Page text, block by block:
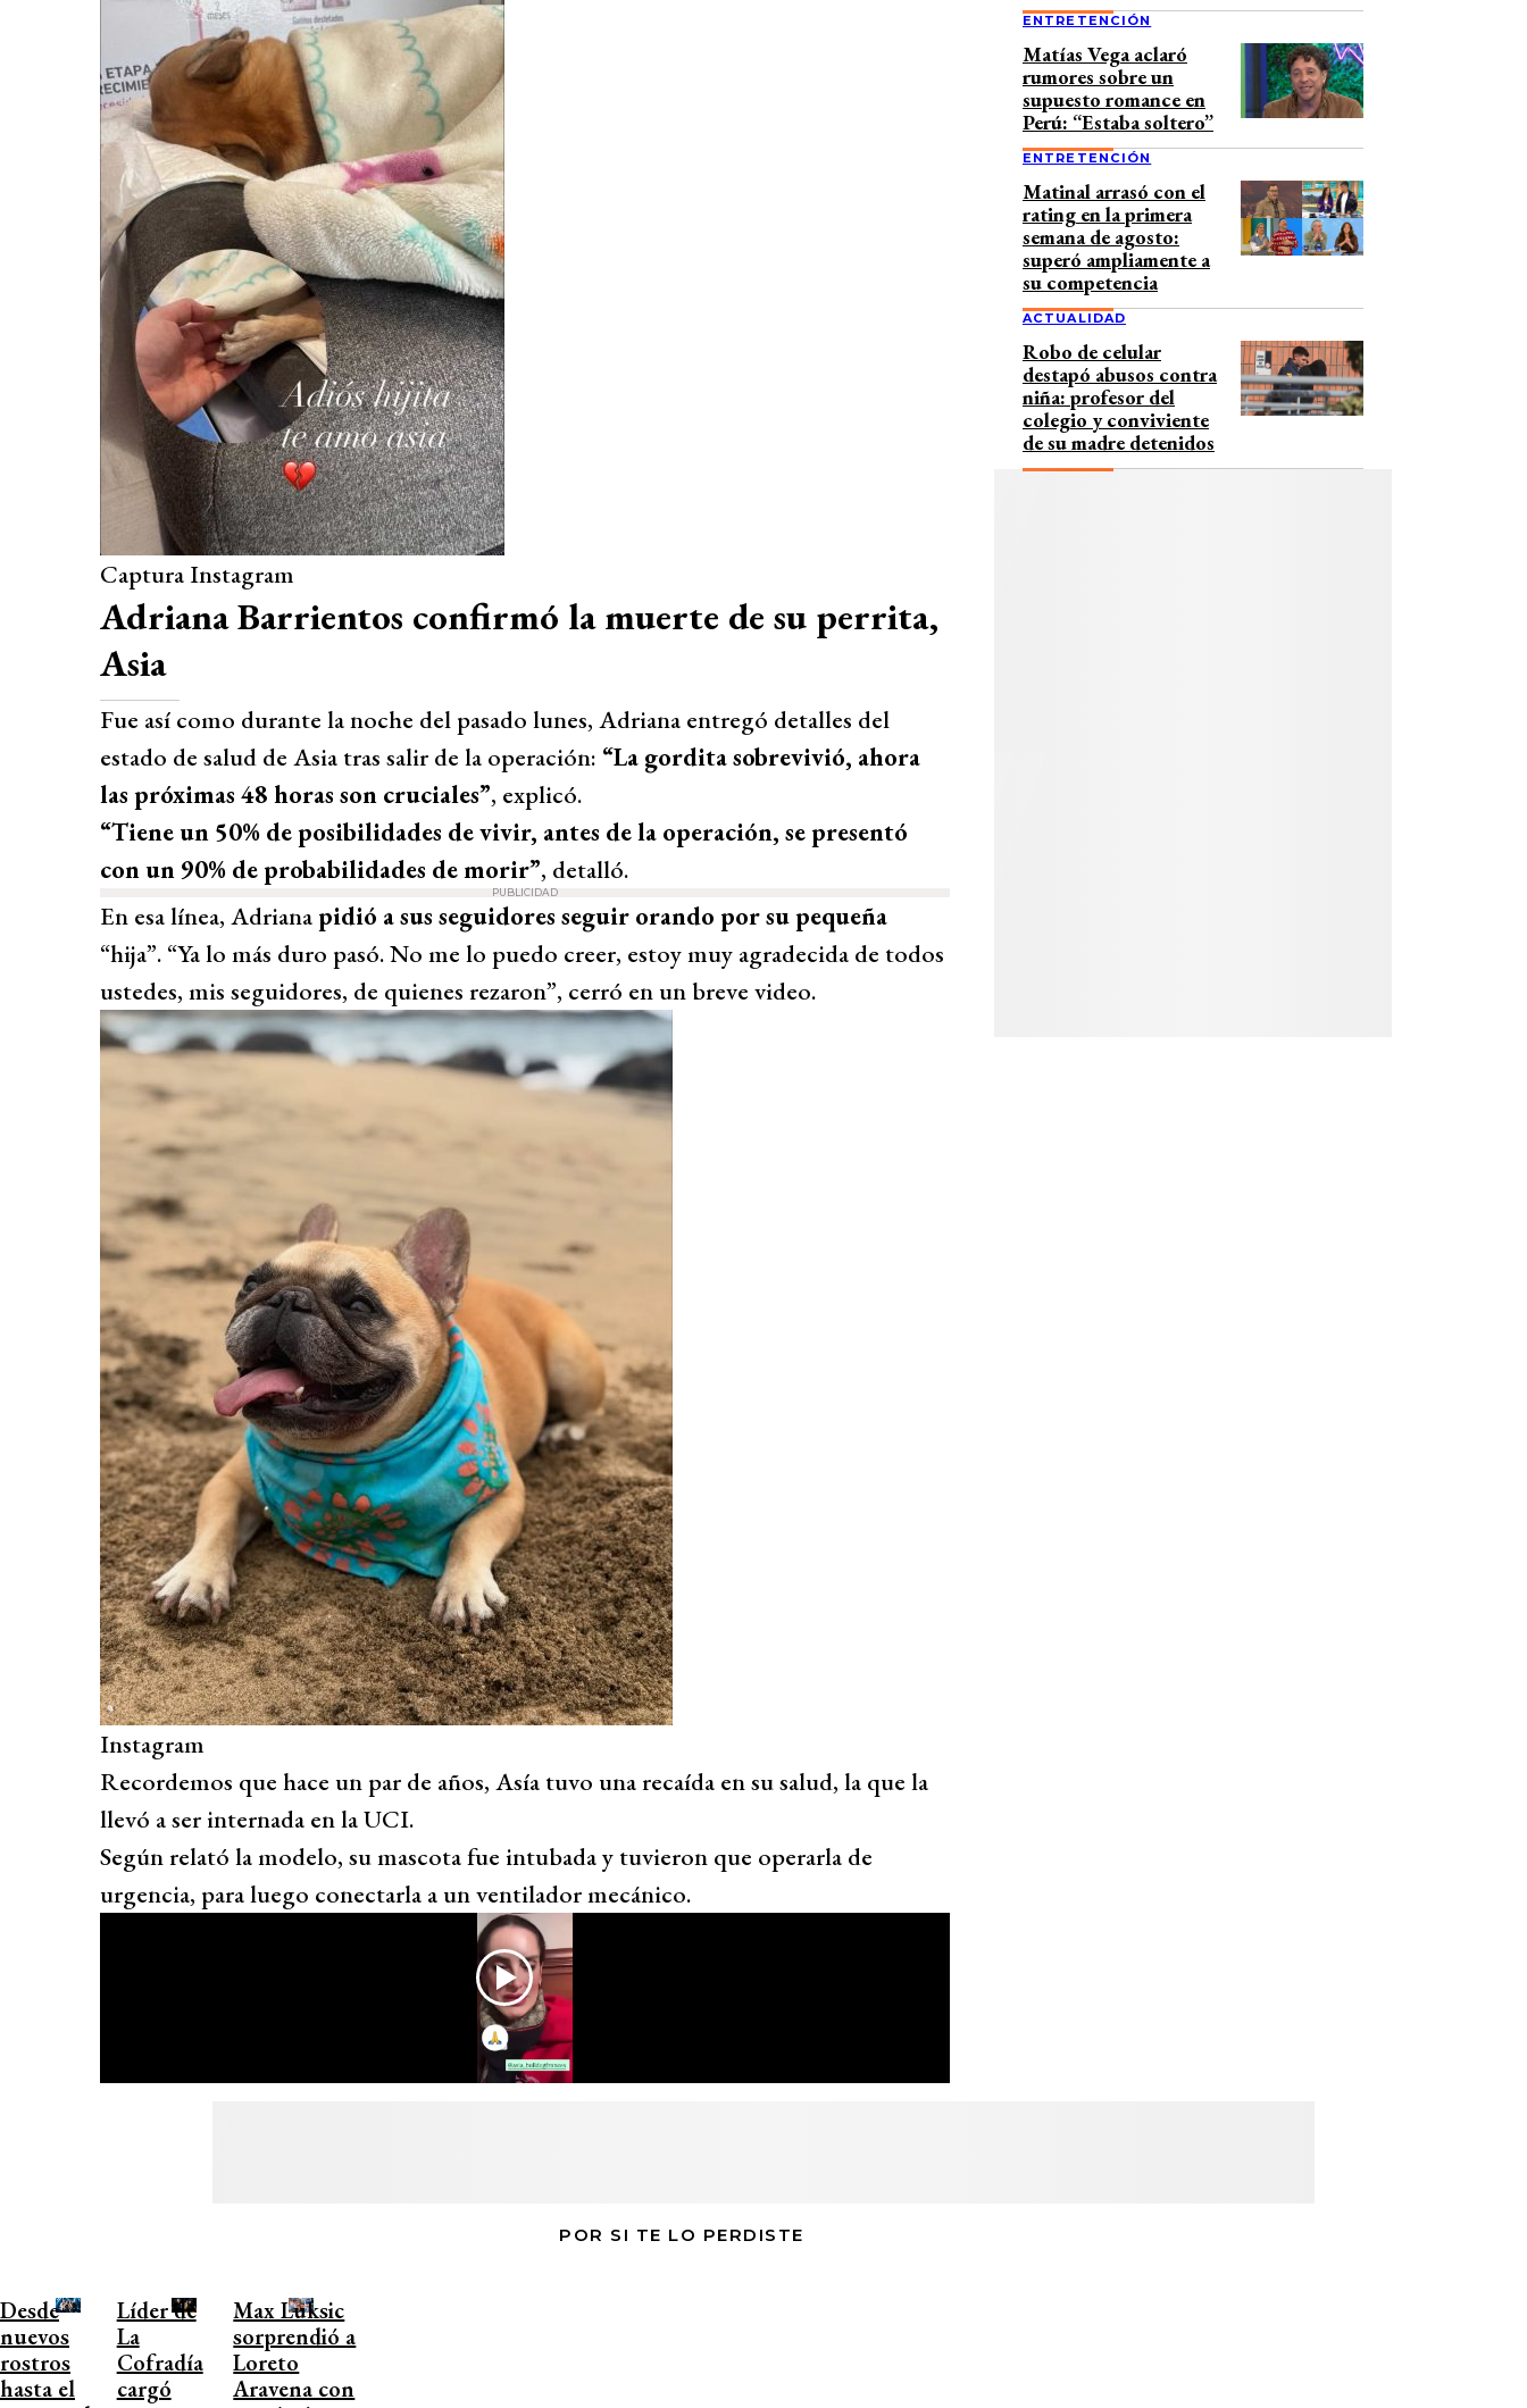
Captura Instagram
Adriana Barrientos confirmó la muerte de su perrita,
Asia
Fue así como durante la noche del pasado lunes, Adriana entregó detalles del
estado de salud de Asia tras salir de la operación: “La gordita sobrevivió, ahora
las próximas 48 horas son cruciales”, explicó.
“Tiene un 50% de posibilidades de vivir, antes de la operación, se presentó
con un 90% de probabilidades de morir”, detalló.
PUBLICIDAD
En esa línea, Adrianapidió a sus seguidores seguir orando por su pequeña
“hija”. “Ya lo más duro pasó. No me lo puedo creer, estoy muy agradecida de todos
ustedes, mis seguidores, de quienes rezaron”, cerró en un breve video.
Instagram
Recordemos que hace un par de años, Asía tuvo una recaída en su salud, la que la
llevó a ser internada en la UCI.
Según relató la modelo, su mascota fue intubada y tuvieron que operarla de
urgencia, para luego conectarla a un ventilador mecánico.
ENTRETENCIÓN
Matías Vega aclaró
rumores sobre un
supuesto romance en
Perú: “Estaba soltero”
ENTRETENCIÓN
Matinal arrasó con el
rating en la primera
semana de agosto:
superó ampliamente a
su competencia
ACTUALIDAD
Robo de celular
destapó abusos contra
niña: profesor del
colegio y conviviente
de su madre detenidos
POR SI TE LO PERDISTE
Desde
nuevos
rostros
hasta el
Líder de
La
Cofradía
cargó
Max Luksic
sorprendió a
Loreto
Aravena con